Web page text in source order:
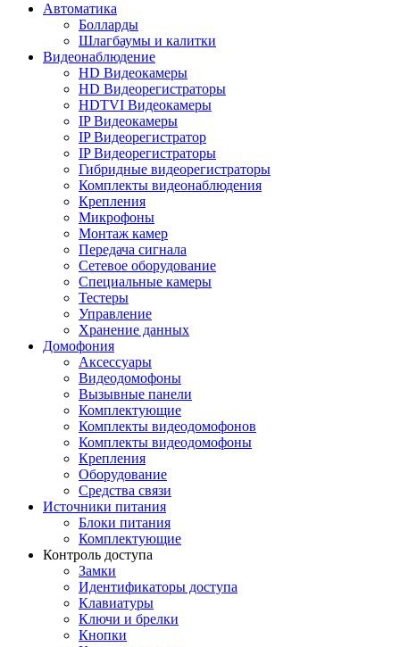
Автоматика
Болларды
Шлагбаумы и калитки
Видеонаблюдение
HD Видеокамеры
HD Видеорегистраторы
HDTVI Видеокамеры
IP Видеокамеры
IP Видеорегистратор
IP Видеорегистраторы
Гибридные видеорегистраторы
Комплекты видеонаблюдения
Крепления
Микрофоны
Монтаж камер
Передача сигнала
Сетевое оборудование
Специальные камеры
Тестеры
Управление
Хранение данных
Домофония
Аксессуары
Видеодомофоны
Вызывные панели
Комплектующие
Комплекты видеодомофонов
Комплекты видеодомофоны
Крепления
Оборудование
Средства связи
Источники питания
Блоки питания
Комплектующие
Контроль доступа
Замки
Идентификаторы доступа
Клавиатуры
Ключи и брелки
Кнопки